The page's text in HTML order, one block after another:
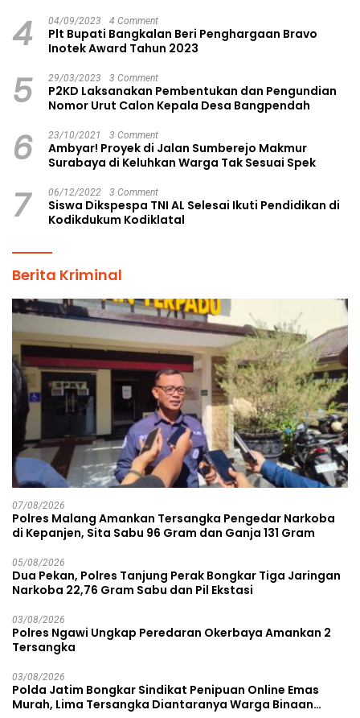
4 04/09/2023 4 Comment
Plt Bupati Bangkalan Beri Penghargaan Bravo
Inotek Award Tahun 2023
5 29/03/2023 3 Comment
P2KD Laksanakan Pembentukan dan Pengundian
Nomor Urut Calon Kepala Desa Bangpendah
6 23/10/2021 3 Comment
Ambyar! Proyek di Jalan Sumberejo Makmur
Surabaya di Keluhkan Warga Tak Sesuai Spek
7 06/12/2022 3 Comment
Siswa Dikspespa TNI AL Selesai Ikuti Pendidikan di
Kodikdukum Kodiklatal
Berita Kriminal
07/08/2026
Polres Malang Amankan Tersangka Pengedar Narkoba
di Kepanjen, Sita Sabu 96 Gram dan Ganja 131 Gram
05/08/2026
Dua Pekan, Polres Tanjung Perak Bongkar Tiga Jaringan
Narkoba 22,76 Gram Sabu dan Pil Ekstasi
03/08/2026
Polres Ngawi Ungkap Peredaran Okerbaya Amankan 2
Tersangka
03/08/2026
Polda Jatim Bongkar Sindikat Penipuan Online Emas
Murah, Lima Tersangka Diantaranya Warga Binaan